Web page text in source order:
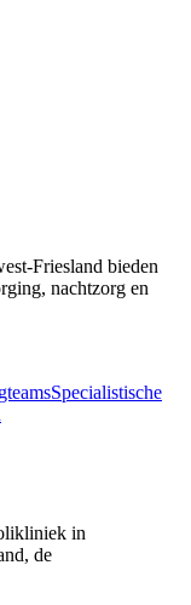
Friesland bieden
nachtzorg en
Specialistische
in
de